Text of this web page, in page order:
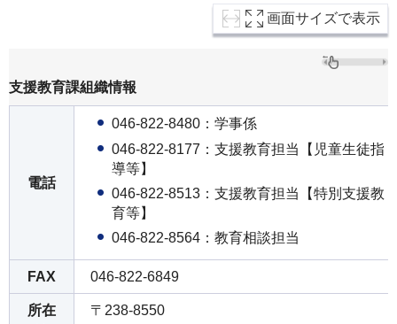
画面サイズで表示
支援教育課組織情報
電話
046-822-8480：学事係
046-822-8177：支援教育担当【児童生徒指
導等】
046-822-8513：支援教育担当【特別支援教
育等】
046-822-8564：教育相談担当
FAX 046-822-6849
所在
〒238-8550